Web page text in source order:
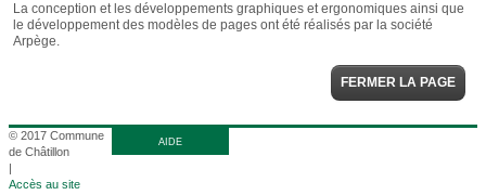
La conception et les développements graphiques et ergonomiques ainsi que
le développement des modèles de pages ont été réalisés par la société
Arpège.
FERMER LA PAGE
© 2017 Commune
de Châtillon
Accès au site
AIDE